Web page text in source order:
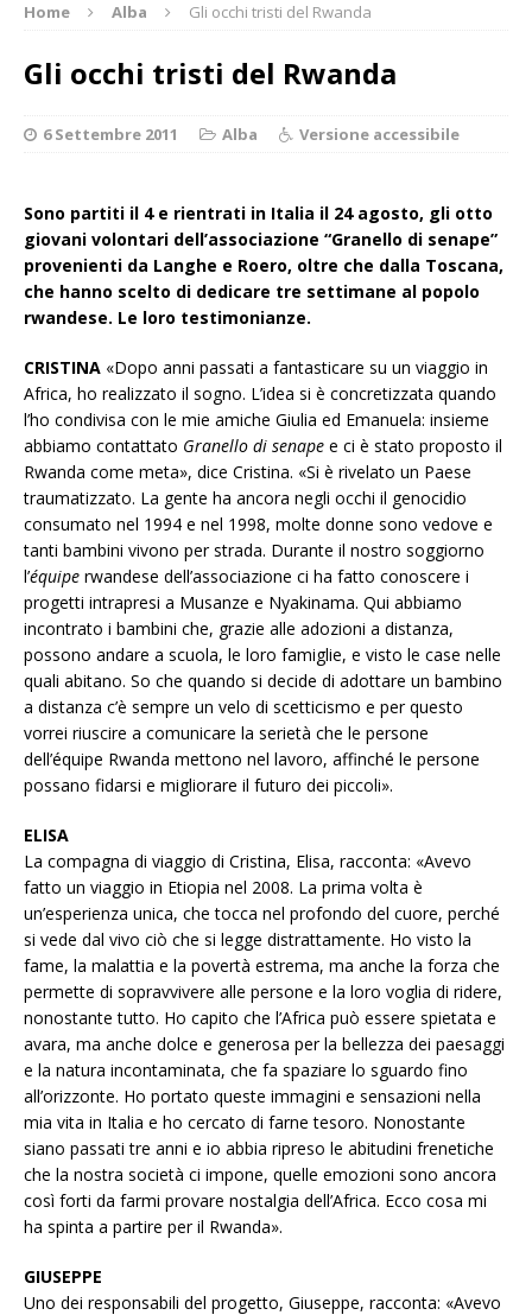
Home Alba Gli occhi tristi del Rwanda
Gli occhi tristi del Rwanda
6 Settembre 2011 Alba Versione accessibile
Sono partiti il 4 e rientrati in Italia il 24 agosto, gli otto
giovani volontari dell’associazione “Granello di senape”
provenienti da Langhe e Roero, oltre che dalla Toscana,
che hanno scelto di dedicare tre settimane al popolo
rwandese. Le loro testimonianze.
CRISTINA «Dopo anni passati a fantasticare su un viaggio in
Africa, ho realizzato il sogno. L’idea si è concretizzata quando
l’ho condivisa con le mie amiche Giulia ed Emanuela: insieme
abbiamo contattato Granello di senape e ci è stato proposto il
Rwanda come meta», dice Cristina. «Si è rivelato un Paese
traumatizzato. La gente ha ancora negli occhi il genocidio
consumato nel 1994 e nel 1998, molte donne sono vedove e
tanti bambini vivono per strada. Durante il nostro soggiorno
l’équipe rwandese dell’associazione ci ha fatto conoscere i
progetti intrapresi a Musanze e Nyakinama. Qui abbiamo
incontrato i bambini che, grazie alle adozioni a distanza,
possono andare a scuola, le loro famiglie, e visto le case nelle
quali abitano. So che quando si decide di adottare un bambino
a distanza c’è sempre un velo di scetticismo e per questo
vorrei riuscire a comunicare la serietà che le persone
dell’équipe Rwanda mettono nel lavoro, affinché le persone
possano fidarsi e migliorare il futuro dei piccoli».
ELISA
La compagna di viaggio di Cristina, Elisa, racconta: «Avevo
fatto un viaggio in Etiopia nel 2008. La prima volta è
un’esperienza unica, che tocca nel profondo del cuore, perché
si vede dal vivo ciò che si legge distrattamente. Ho visto la
fame, la malattia e la povertà estrema, ma anche la forza che
permette di sopravvivere alle persone e la loro voglia di ridere,
nonostante tutto. Ho capito che l’Africa può essere spietata e
avara, ma anche dolce e generosa per la bellezza dei paesaggi
e la natura incontaminata, che fa spaziare lo sguardo fino
all’orizzonte. Ho portato queste immagini e sensazioni nella
mia vita in Italia e ho cercato di farne tesoro. Nonostante
siano passati tre anni e io abbia ripreso le abitudini frenetiche
che la nostra società ci impone, quelle emozioni sono ancora
così forti da farmi provare nostalgia dell’Africa. Ecco cosa mi
ha spinta a partire per il Rwanda».
GIUSEPPE
Uno dei responsabili del progetto, Giuseppe, racconta: «Avevo